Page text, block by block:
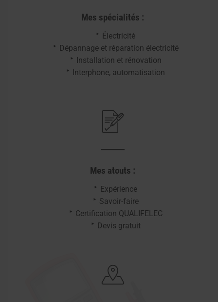
Mes spécialités :
Électricité
Dépannage et réparation électricité
Installation et rénovation
Interphone, automatisation
Mes atouts :
Expérience
Savoir-faire
Certification QUALIFELEC
Devis gratuit